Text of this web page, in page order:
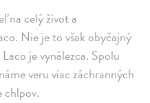
na celý život a
Nie je to však obyčajný
je vynálezca. Spolu
veru viac záchranných
chlpov.